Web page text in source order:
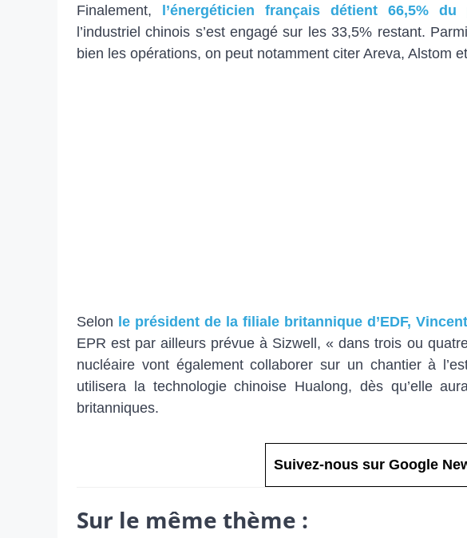
Finalement, l’énergéticien français détient 66,5% du
l’industriel chinois s’est engagé sur les 33,5% restant.
bien les opérations, on peut notamment citer Areva, Alstom
Selon le président de la filiale britannique d’EDF,
EPR est par ailleurs prévue à Sizwell, « dans trois ou
nucléaire vont également collaborer sur un chantier à
utilisera la technologie chinoise Hualong, dès qu’elle
britanniques.
Suivez-nous sur Google
Sur le même thème :